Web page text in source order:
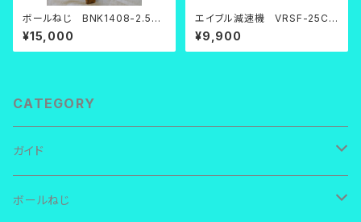
ボールねじ BNK1408-2.5RR
G0+571LC5
¥15,000
エイブル減速機 VRSF-25C-
200【中古品】
¥9,900
CATEGORY
ガイド
ＴＨＫ ＬＭガイド
ボールねじ